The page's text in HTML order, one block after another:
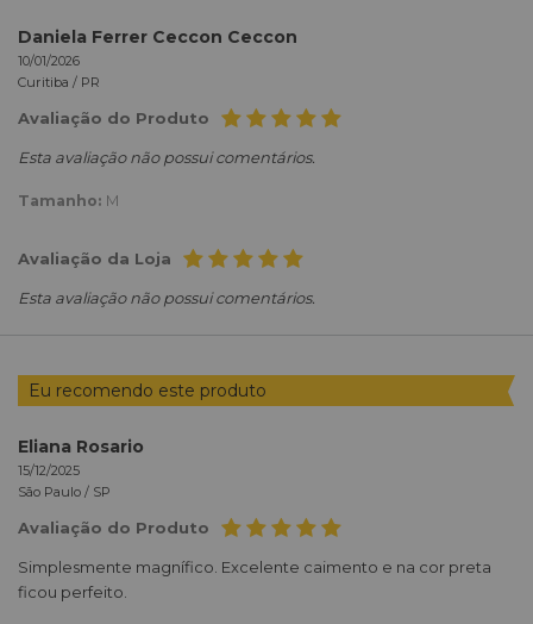
Daniela Ferrer Ceccon Ceccon
10/01/2026
Curitiba / PR
Avaliação do Produto
Esta avaliação não possui comentários.
Tamanho: M
Avaliação da Loja
Esta avaliação não possui comentários.
Eu recomendo este produto
Eliana Rosario
15/12/2025
São Paulo / SP
Avaliação do Produto
Simplesmente magnífico. Excelente caimento e na cor preta
ficou perfeito.